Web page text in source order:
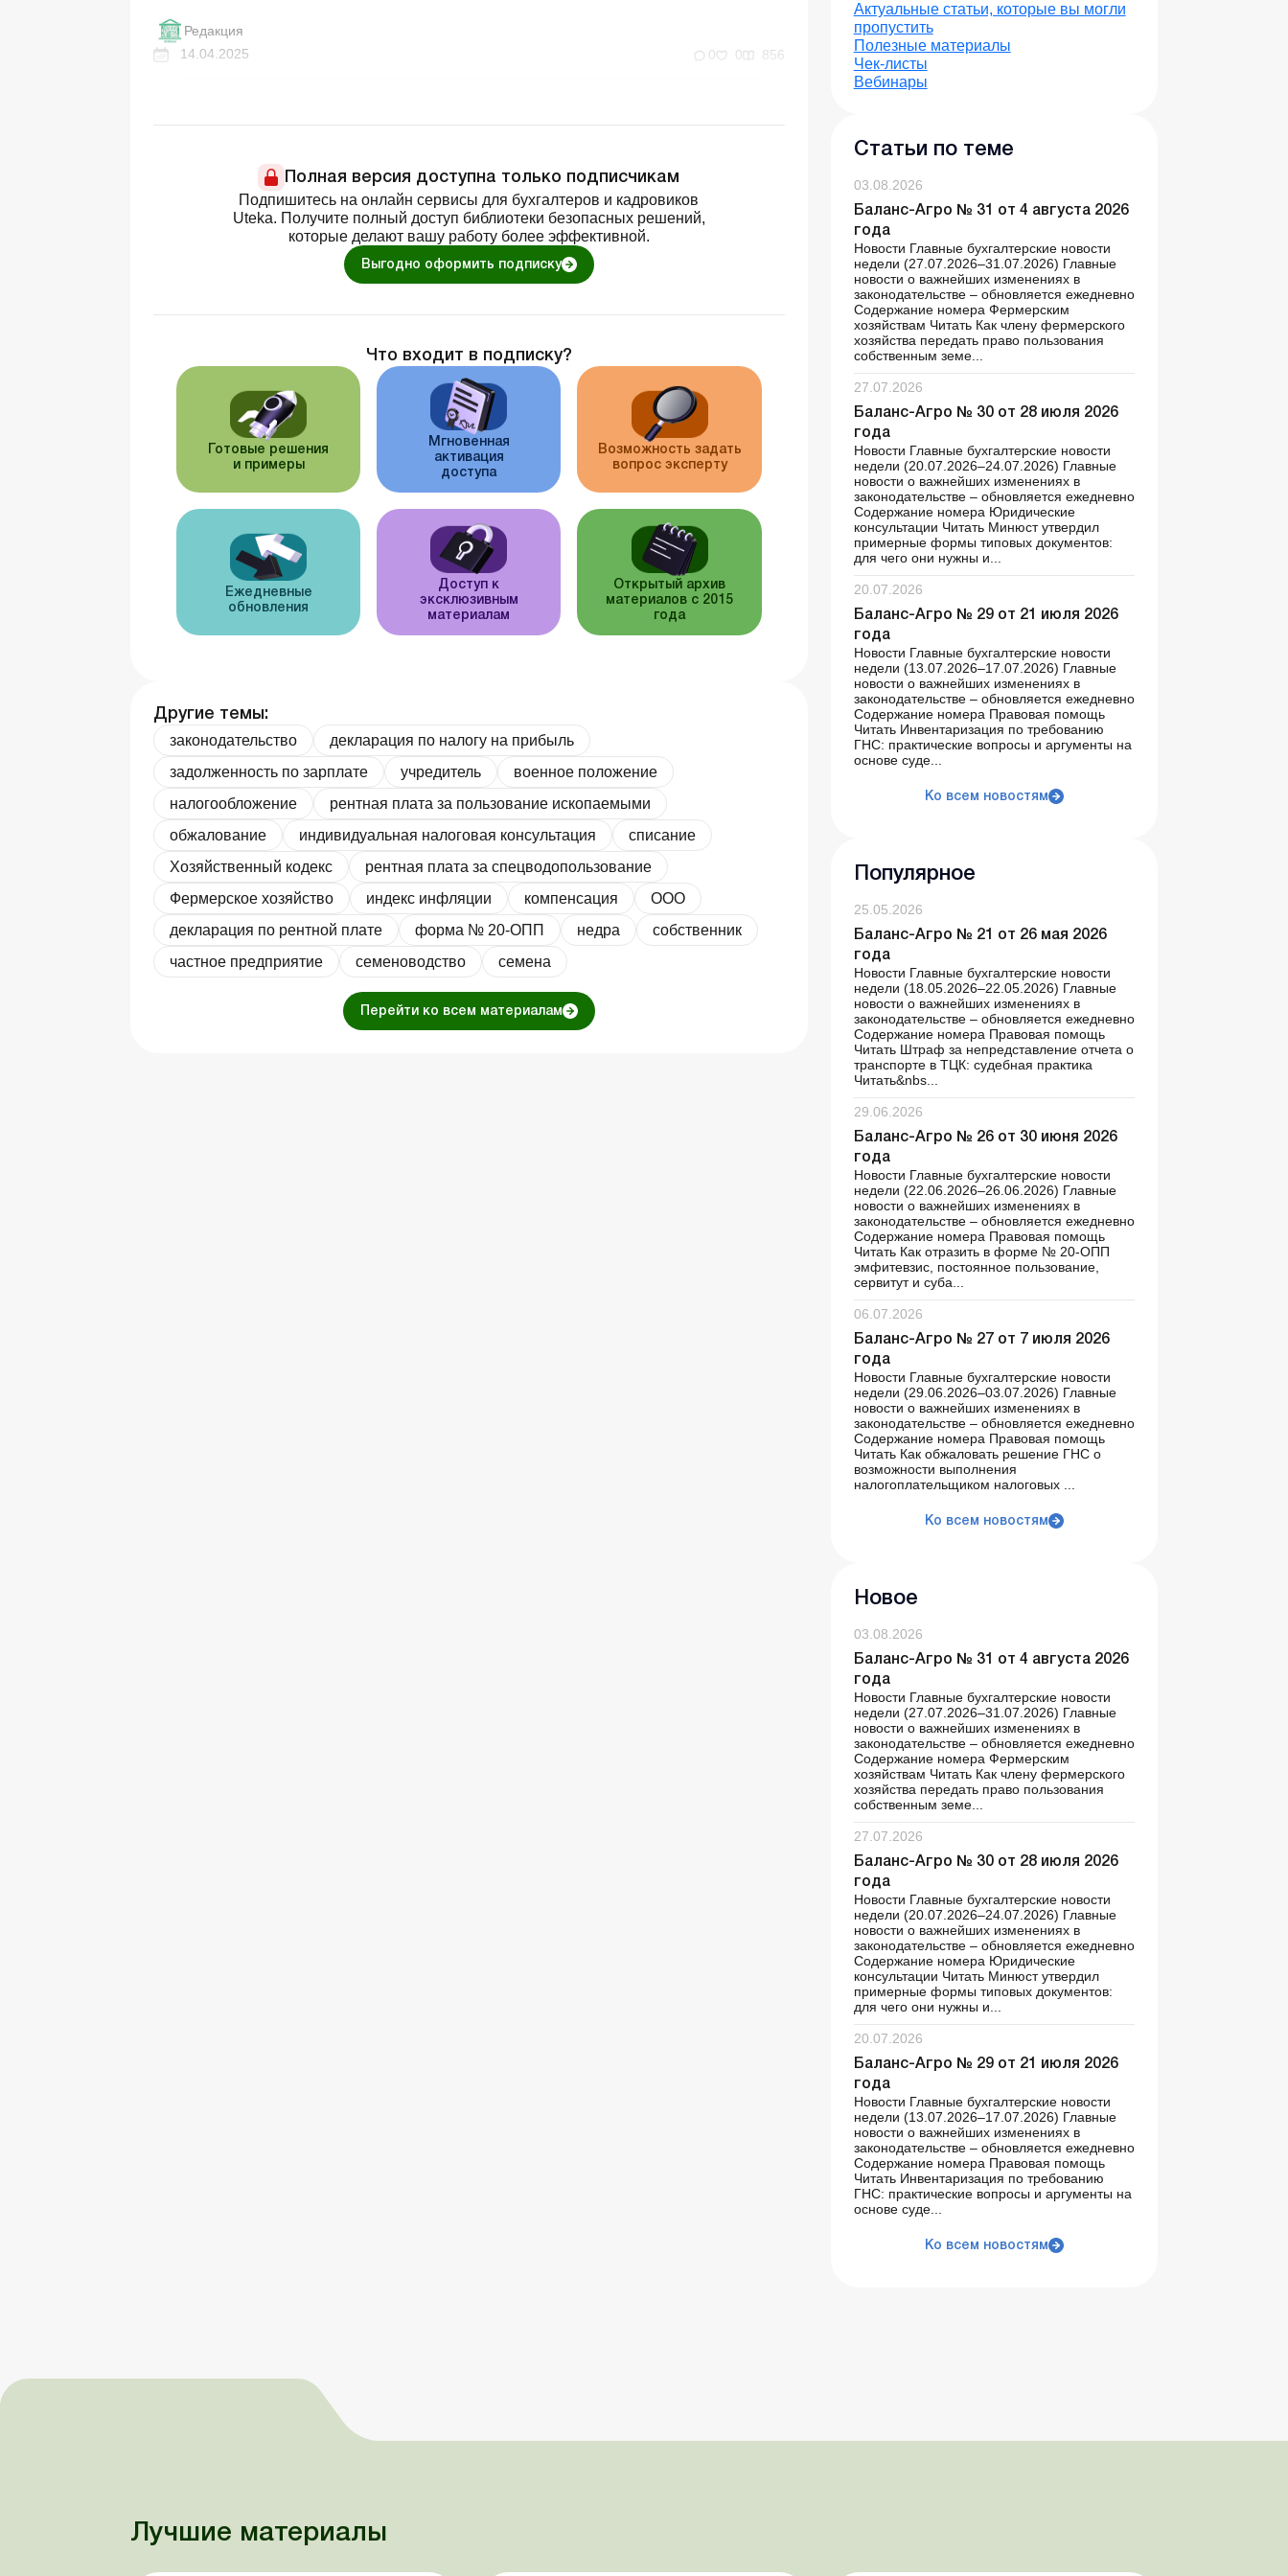
Редакция
14.04.2025
0 0 856
Полная версия доступна только подписчикам
Подпишитесь на онлайн сервисы для бухгалтеров и кадровиков
Uteka. Получите полный доступ библиотеки безопасных решений,
которые делают вашу работу более эффективной.
Выгодно оформить подписку
Что входит в подписку?
Готовые решения
и примеры
Мгновенная
активация
доступа
Возможность задать
вопрос эксперту
Ежедневные
обновления
Доступ к
эксклюзивным
материалам
Открытый архив
материалов с 2015
года
Другие темы:
законодательство
декларация по налогу на прибыль
задолженность по зарплате
учредитель
военное положение
налогообложение
рентная плата за пользование ископаемыми
обжалование
индивидуальная налоговая консультация
списание
Хозяйственный кодекс
рентная плата за спецводопользование
Фермерское хозяйство
индекс инфляции компенсация
ООО
декларация по рентной плате
форма № 20-ОПП недра
собственник
частное предприятие
семеноводство семена
Перейти ко всем материалам
Актуальные статьи, которые вы могли
пропустить
Полезные материалы
Чек-листы
Вебинары
Статьи по теме
03.08.2026
Баланс-Агро № 31 от 4 августа 2026
года
Новости Главные бухгалтерские новости
недели (27.07.2026–31.07.2026) Главные
новости о важнейших изменениях в
законодательстве – обновляется ежедневно
Содержание номера Фермерским
хозяйствам Читать Как члену фермерского
хозяйства передать право пользования
собственным земе...
27.07.2026
Баланс-Агро № 30 от 28 июля 2026
года
Новости Главные бухгалтерские новости
недели (20.07.2026–24.07.2026) Главные
новости о важнейших изменениях в
законодательстве – обновляется ежедневно
Содержание номера Юридические
консультации Читать Минюст утвердил
примерные формы типовых документов:
для чего они нужны и...
20.07.2026
Баланс-Агро № 29 от 21 июля 2026
года
Новости Главные бухгалтерские новости
недели (13.07.2026–17.07.2026) Главные
новости о важнейших изменениях в
законодательстве – обновляется ежедневно
Содержание номера Правовая помощь
Читать Инвентаризация по требованию
ГНС: практические вопросы и аргументы на
основе суде...
Ко всем новостям
Популярное
25.05.2026
Баланс-Агро № 21 от 26 мая 2026
года
Новости Главные бухгалтерские новости
недели (18.05.2026–22.05.2026) Главные
новости о важнейших изменениях в
законодательстве – обновляется ежедневно
Содержание номера Правовая помощь
Читать Штраф за непредставление отчета о
транспорте в ТЦК: судебная практика
Читать&nbs...
29.06.2026
Баланс-Агро № 26 от 30 июня 2026
года
Новости Главные бухгалтерские новости
недели (22.06.2026–26.06.2026) Главные
новости о важнейших изменениях в
законодательстве – обновляется ежедневно
Содержание номера Правовая помощь
Читать Как отразить в форме № 20-ОПП
эмфитевзис, постоянное пользование,
сервитут и суба...
06.07.2026
Баланс-Агро № 27 от 7 июля 2026
года
Новости Главные бухгалтерские новости
недели (29.06.2026–03.07.2026) Главные
новости о важнейших изменениях в
законодательстве – обновляется ежедневно
Содержание номера Правовая помощь
Читать Как обжаловать решение ГНС о
возможности выполнения
налогоплательщиком налоговых ...
Ко всем новостям
Новое
03.08.2026
Баланс-Агро № 31 от 4 августа 2026
года
Новости Главные бухгалтерские новости
недели (27.07.2026–31.07.2026) Главные
новости о важнейших изменениях в
законодательстве – обновляется ежедневно
Содержание номера Фермерским
хозяйствам Читать Как члену фермерского
хозяйства передать право пользования
собственным земе...
27.07.2026
Баланс-Агро № 30 от 28 июля 2026
года
Новости Главные бухгалтерские новости
недели (20.07.2026–24.07.2026) Главные
новости о важнейших изменениях в
законодательстве – обновляется ежедневно
Содержание номера Юридические
консультации Читать Минюст утвердил
примерные формы типовых документов:
для чего они нужны и...
20.07.2026
Баланс-Агро № 29 от 21 июля 2026
года
Новости Главные бухгалтерские новости
недели (13.07.2026–17.07.2026) Главные
новости о важнейших изменениях в
законодательстве – обновляется ежедневно
Содержание номера Правовая помощь
Читать Инвентаризация по требованию
ГНС: практические вопросы и аргументы на
основе суде...
Ко всем новостям
Лучшие материалы